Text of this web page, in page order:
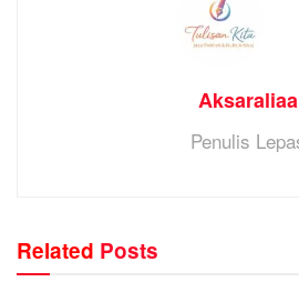
Aksaraliaa
Penulis
Related Posts